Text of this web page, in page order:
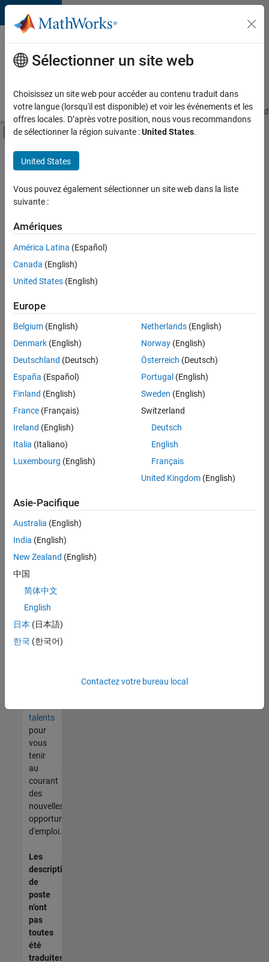
Passer au contenu
Votre
carrière
chez
Accueil Explorer nos opportunités Adresses de nos bureaux
Activer/désactiver l'affichage du menu
Contenu principal
FILTRER PAR
Ventes pour l'éducation
Ventes internes
Opérations commerciales
Actuellement,
aucune
offre
d'emploi
correspondant
à vos
critères
de
recherche.
Vous
pouvez
élargir
votre
recherche
ou
afficher
l’ensemble
d'emploi.
malgré
tout
vous
trouvez
pas
d'offre
corresponde
à vos
talents
pour
vous
tenir
au
courant
des
nouvelles
opportunités
d'emploi.
Les
descriptions
de
poste
n’ont
pas
toutes
été
traduites.
Sélectionner un site web
Choisissez un site web pour accéder au contenu traduit dans
votre langue (lorsqu'il est disponible) et voir les événements et les
offres locales. D’après votre position, nous vous recommandons
de sélectionner la région suivante :United States.
United States
Vous pouvez également sélectionner un site web dans la liste
suivante :
Amériques
América Latina (Español)
Canada (English)
United States (English)
Europe
Belgium (English)
Denmark (English)
Deutschland (Deutsch)
España (Español)
Finland (English)
France (Français)
Ireland (English)
Italia (Italiano)
Luxembourg (English)
Netherlands(English)
Norway(English)
Österreich (Deutsch)
Portugal (English)
Sweden (English)
Switzerland
Deutsch
English
Français
United Kingdom(English)
Asie-Pacifique
Australia (English)
India (English)
New Zealand (English)
中国
简体中文
English
日本 (日本語)
한국 (한국어)
Contactez votre bureau local